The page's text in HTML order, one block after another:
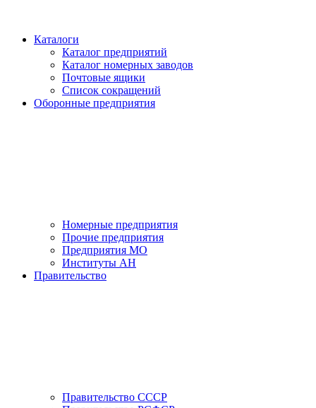
Каталоги
Каталог предприятий
Каталог номерных заводов
Почтовые ящики
Список сокращений
Оборонные предприятия
Номерные предприятия
Прочие предприятия
Предприятия МО
Институты АН
Правительство
Правительство СССР